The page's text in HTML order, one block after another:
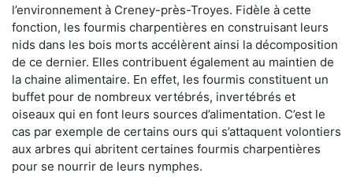
l’environnement à Creney-près-Troyes. Fidèle à cette
fonction, les fourmis charpentières en construisant leurs
nids dans les bois morts accélèrent ainsi la décomposition
de ce dernier. Elles contribuent également au maintien de
la chaine alimentaire. En effet, les fourmis constituent un
buffet pour de nombreux vertébrés, invertébrés et
oiseaux qui en font leurs sources d’alimentation. C’est le
cas par exemple de certains ours qui s’attaquent volontiers
aux arbres qui abritent certaines fourmis charpentières
pour se nourrir de leurs nymphes.